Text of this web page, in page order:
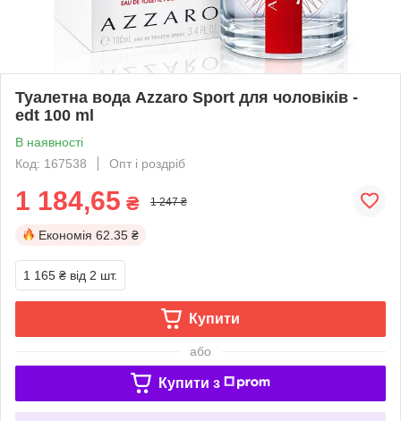
Туалетна вода Azzaro Sport для чоловіків -
edt 100 ml
В наявності
Код: 167538
Опт і роздріб
1 184,65 ₴ 1 247 ₴
Економія 62.35 ₴
1 165 ₴ від 2 шт.
Купити
або
Купити з